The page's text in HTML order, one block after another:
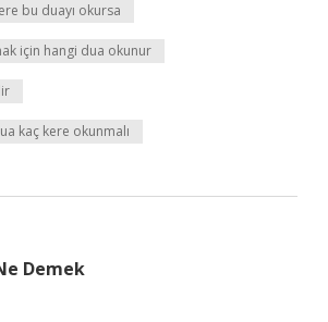
bu duayı okursa
için hangi dua okunur
kaç kere okunmalı
Demek